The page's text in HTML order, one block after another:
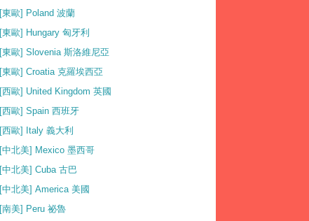
[東歐] Poland 波蘭
[東歐] Hungary 匈牙利
[東歐] Slovenia 斯洛維尼亞
[東歐] Croatia 克羅埃西亞
[西歐] United Kingdom 英國
[西歐] Spain 西班牙
[西歐] Italy 義大利
[中北美] Mexico 墨西哥
[中北美] Cuba 古巴
[中北美] America 美國
[南美] Peru 祕魯